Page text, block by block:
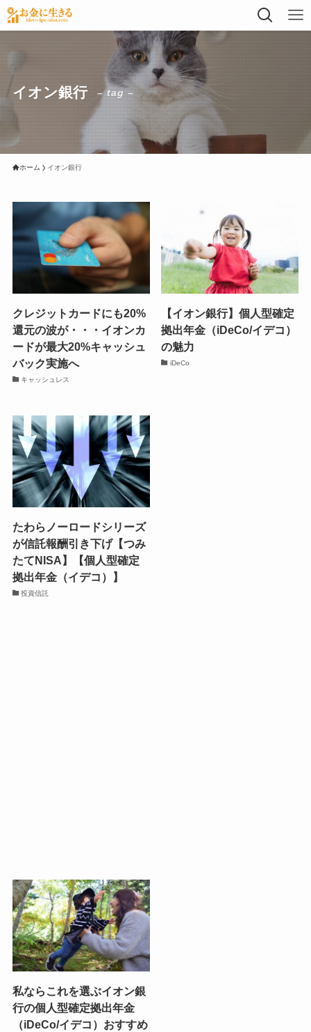
イオン銀行 – tag –
ホーム イオン銀行
クレジットカードにも20%
還元の波が・・・イオンカ
ードが最大20%キャッシュ
バック実施へ
キャッシュレス
【イオン銀行】個人型確定
拠出年金（iDeCo/イデコ）
の魅力
iDeCo
たわらノーロードシリーズ
が信託報酬引き下げ【つみ
たてNISA】【個人型確定
拠出年金（イデコ）】
投資信託
私ならこれを選ぶイオン銀
行の個人型確定拠出年金
（iDeCo/イデコ）おすすめ